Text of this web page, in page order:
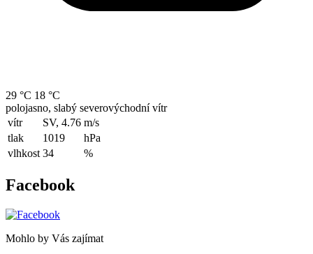
29 °C 18 °C
polojasno, slabý severovýchodní vítr
vítr
SV, 4.76 m/s
tlak
1019
hPa
vlhkost 34 %
Facebook
Mohlo by Vás zajímat